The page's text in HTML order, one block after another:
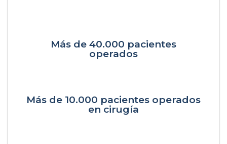
Más de 40.000 pacientes
operados
Más de 10.000 pacientes operados
en cirugía